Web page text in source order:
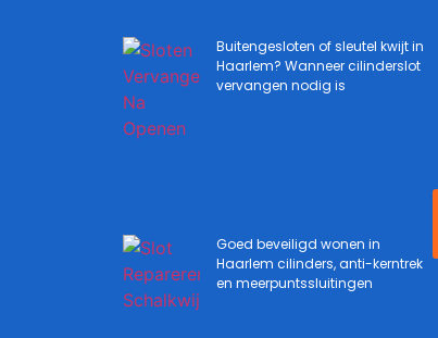
Buitengesloten of sleutel kwijt in
Haarlem? Wanneer cilinderslot
vervangen nodig is
Goed beveiligd wonen in
Haarlem cilinders, anti-kerntrek
en meerpuntssluitingen